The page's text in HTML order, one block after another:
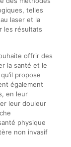
telles
laser et la
les résultats
offrir des
la santé et le
propose
également
en leur
leur douleur
physique
non invasif